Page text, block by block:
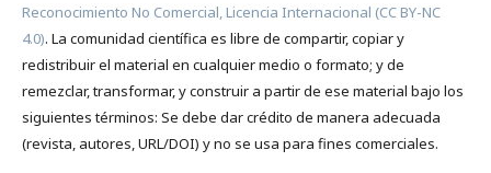
Reconocimiento No Comercial, Licencia Internacional (CC BY-NC
4.0). La comunidad científica es libre de compartir, copiar y
redistribuir el material en cualquier medio o formato; y de
remezclar, transformar, y construir a partir de ese material bajo los
siguientes términos: Se debe dar crédito de manera adecuada
(revista, autores, URL/DOI) y no se usa para fines comerciales.